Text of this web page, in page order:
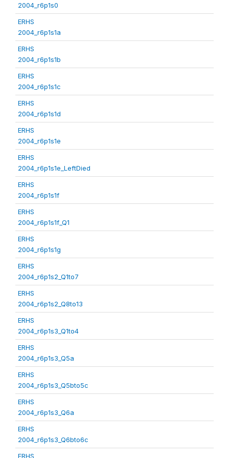
2004_r6p1s0
ERHS
2004_r6p1s1a
ERHS
2004_r6p1s1b
ERHS
2004_r6p1s1c
ERHS
2004_r6p1s1d
ERHS
2004_r6p1s1e
ERHS
2004_r6p1s1e_LeftDied
ERHS
2004_r6p1s1f
ERHS
2004_r6p1s1f_Q1
ERHS
2004_r6p1s1g
ERHS
2004_r6p1s2_Q1to7
ERHS
2004_r6p1s2_Q8to13
ERHS
2004_r6p1s3_Q1to4
ERHS
2004_r6p1s3_Q5a
ERHS
2004_r6p1s3_Q5bto5c
ERHS
2004_r6p1s3_Q6a
ERHS
2004_r6p1s3_Q6bto6c
ERHS